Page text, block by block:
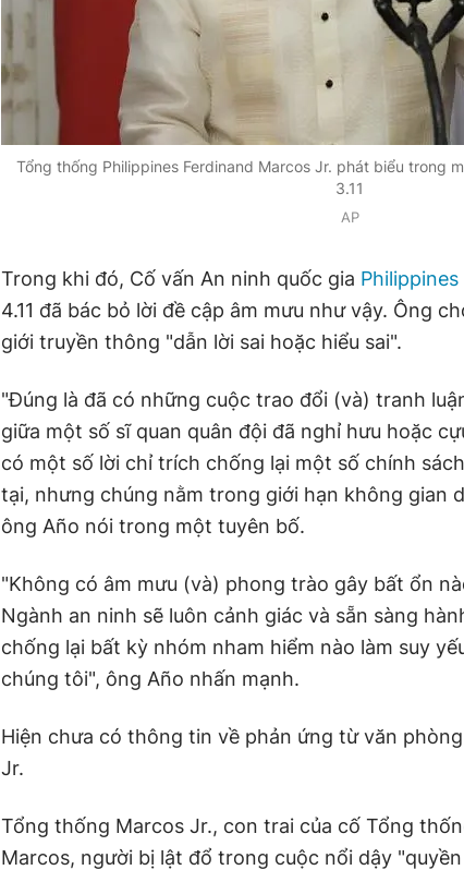
Tổng thống Philippines Ferdinand Marcos Jr. phát biểu trong
3.11
AP
Trong khi đó, Cố vấn An ninh quốc gia Philippines
4.11 đã bác bỏ lời đề cập âm mưu như vậy. Ông
giới truyền thông "dẫn lời sai hoặc hiểu sai".
"Đúng là đã có những cuộc trao đổi (và) tranh
giữa một số sĩ quan quân đội đã nghỉ hưu hoặc
có một số lời chỉ trích chống lại một số chính
tại, nhưng chúng nằm trong giới hạn không gian
ông Año nói trong một tuyên bố.
"Không có âm mưu (và) phong trào gây bất ổn
Ngành an ninh sẽ luôn cảnh giác và sẵn sàng
chống lại bất kỳ nhóm nham hiểm nào làm suy
chúng tôi", ông Año nhấn mạnh.
Hiện chưa có thông tin về phản ứng từ văn
Jr.
Tổng thống Marcos Jr., con trai của cố Tổng
Marcos, người bị lật đổ trong cuộc nổi dậy